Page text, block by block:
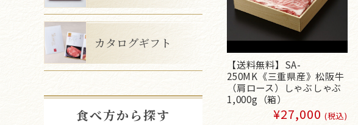
【送料無料】SA-
250MK《三重県産》松阪牛
（肩ロース）しゃぶしゃぶ
1,000g（箱）
¥27,000 (税込)
カタログギフト
食べ方から探す